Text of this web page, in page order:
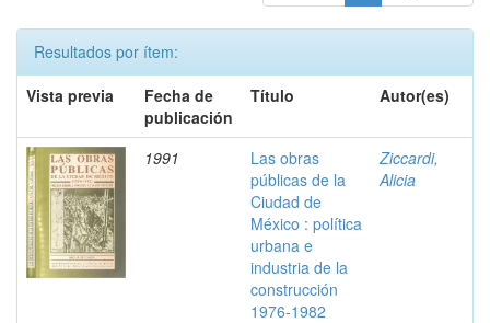
Resultados por ítem:
Vista previa
Fecha de
publicación
Título Autor(es)
1991
Las obras
públicas de la
Ciudad de
México : política
urbana e
industria de la
construcción
1976-1982
Ziccardi,
Alicia